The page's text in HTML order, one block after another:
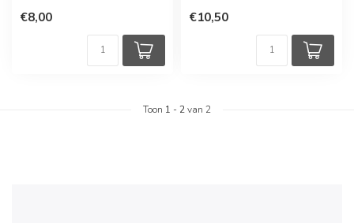
€8,00 €10,50
Toon 1 - 2van 2